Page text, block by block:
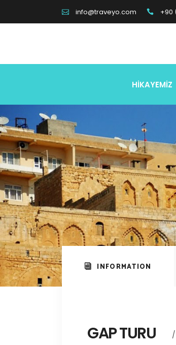
info@traveyo.com +90
HİKAYEMİZ
INFORMATION
GAP TURU